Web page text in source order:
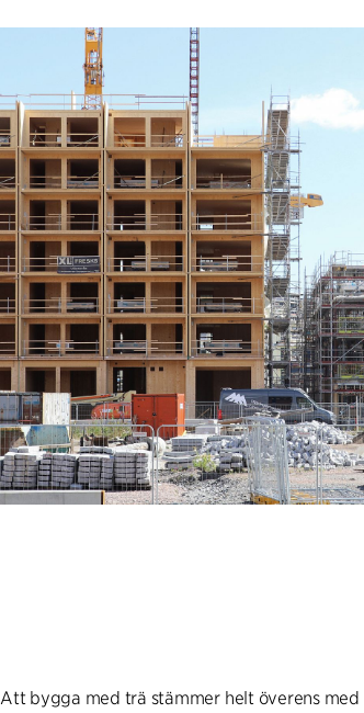
Att bygga med trä stämmer helt överens